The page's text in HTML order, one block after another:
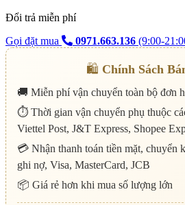
Đổi trả miễn phí
Gọi đặt mua
0971.663.136 (9:00-
🛍️ Chính Sách
🚚 Miễn phí vận chuyển toàn bộ đơn
⏱️ Thời gian vận chuyển phụ thuộc
Viettel Post, J&T Express, Shopee
💳 Nhận thanh toán tiền mặt, chuyển
ghi nợ, Visa, MasterCard, JCB
📦 Giá rẻ hơn khi mua số lượng lớn